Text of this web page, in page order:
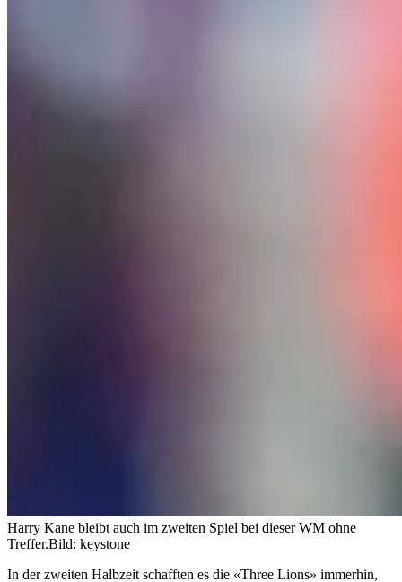
Harry Kane bleibt auch im zweiten Spiel bei dieser WM ohne
Treffer.Bild: keystone
In der zweiten Halbzeit schafften es die «Three Lions» immerhin,